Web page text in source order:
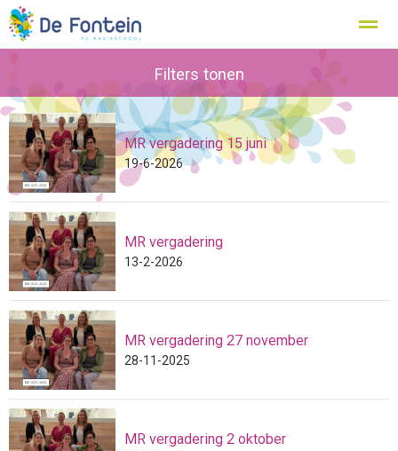
Protocollen verslagen
Home Zoeken Foto's Facebook
Filters tonen
MR vergadering 15 juni
19-6-2026
MR vergadering
13-2-2026
MR vergadering 27 november
28-11-2025
MR vergadering 2 oktober